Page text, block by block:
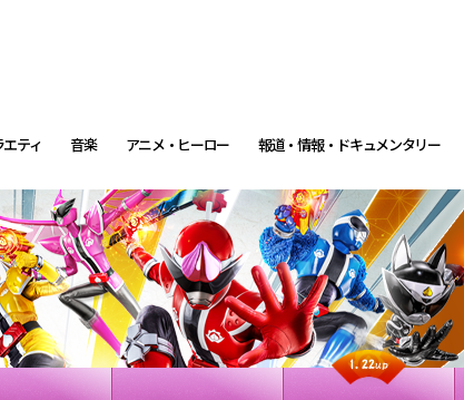
ティ 音楽 アニメ・ヒーロー 報道・情報・ドキュメンタリー
1.22up